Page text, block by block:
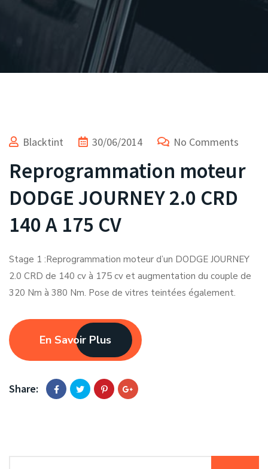
Blacktint 30/06/2014 No Comments
Reprogrammation moteur
DODGE JOURNEY 2.0 CRD
140 A 175 CV
Stage 1 :Reprogrammation moteur d’un DODGE JOURNEY
2.0 CRD de 140 cv à 175 cv et augmentation du couple de
320 Nm à 380 Nm. Pose de vitres teintées également.
En Savoir Plus
Share: